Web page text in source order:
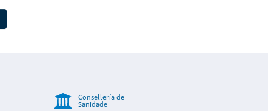
Consellería de
Sanidade